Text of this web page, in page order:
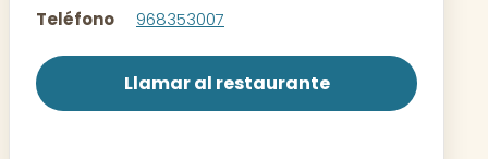
Contacto
Teléfono
968353007
Llamar al restaurante